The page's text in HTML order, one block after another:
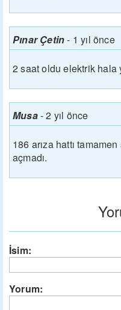
Pınar Çetin- 1 yıl önce
2 saat oldu elektrik hala
Musa-2 yıl önce
186 arıza hattı
açmadı.
İsim:
Yorum: